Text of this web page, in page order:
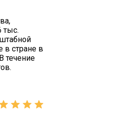
тыс.
в стране в
течение